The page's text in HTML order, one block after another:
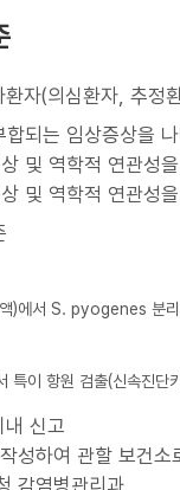
자(의심환자, 추정
되는 임상증상을
및 역학적 연관성
및 역학적 연관성
)에서 S. pyogenes 분
특이 항원 검출(신속진단
신고
성하여 관할 보건소
감염병관리과